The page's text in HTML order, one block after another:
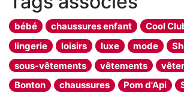
bébé chaussures enfant Cool
lingerie
loisirs luxe mode
sous-vêtements
vêtements
Bonton
chaussures Pom d'Api